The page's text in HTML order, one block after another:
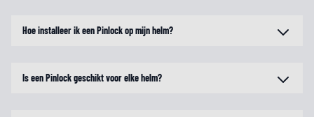
Hoe installeer ik een Pinlock op mijn helm?
Is een Pinlock geschikt voor elke helm?